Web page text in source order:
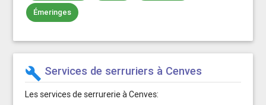
Émeringes
build Services de serruriers à Cenves
Les services de serrurerie à Cenves: